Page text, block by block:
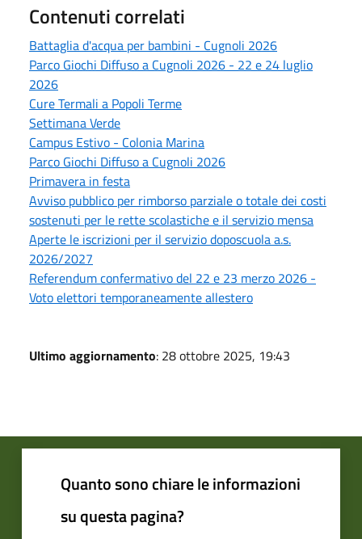
Contenuti correlati
Battaglia d'acqua per bambini - Cugnoli 2026
Parco Giochi Diffuso a Cugnoli 2026 - 22 e 24 luglio
2026
Cure Termali a Popoli Terme
Settimana Verde
Campus Estivo - Colonia Marina
Parco Giochi Diffuso a Cugnoli 2026
Primavera in festa
Avviso pubblico per rimborso parziale o totale dei costi
sostenuti per le rette scolastiche e il servizio mensa
Aperte le iscrizioni per il servizio doposcuola a.s.
2026/2027
Referendum confermativo del 22 e 23 merzo 2026 -
Voto elettori temporaneamente allestero
Ultimo aggiornamento: 28 ottobre 2025, 19:43
Quanto sono chiare le informazioni
su questa pagina?